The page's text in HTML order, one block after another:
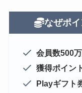
なぜポ
会員数500
獲得ポイン
Playギフト